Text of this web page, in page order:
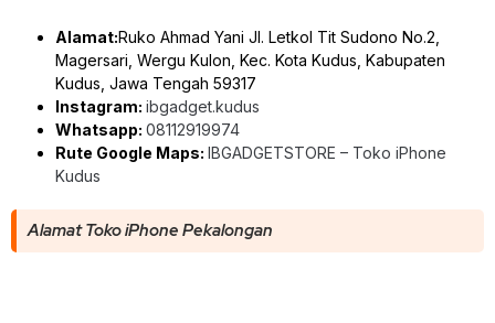
Alamat:Ruko Ahmad Yani Jl. Letkol Tit Sudono No.2,
Magersari, Wergu Kulon, Kec. Kota Kudus, Kabupaten
Kudus, Jawa Tengah 59317
Instagram: ibgadget.kudus
Whatsapp: 08112919974
Rute Google Maps: IBGADGETSTORE – Toko iPhone
Kudus
Alamat Toko iPhone Pekalongan